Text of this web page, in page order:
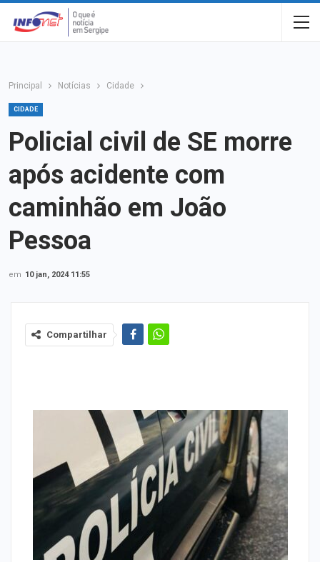
Principal Notícias Cidade
CIDADE
Policial civil de SE morre
após acidente com
caminhão em João
Pessoa
em 10 jan, 2024 11:55
Compartilhar